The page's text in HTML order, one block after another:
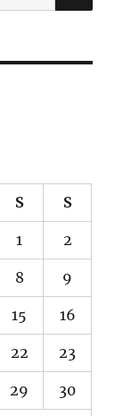
S S
1 2
8 9
15 16
22 23
29 30